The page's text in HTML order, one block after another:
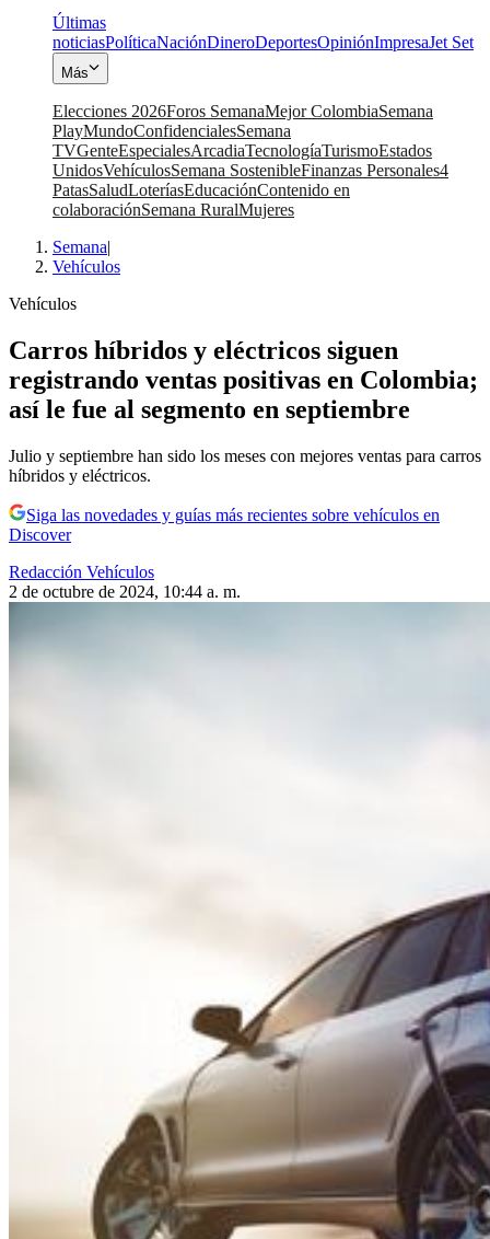
Últimas
noticiasPolíticaNaciónDineroDeportesOpiniónImpresaJet Set
Más
Elecciones 2026Foros SemanaMejor ColombiaSemana
PlayMundoConfidencialesSemana
TVGenteEspecialesArcadiaTecnologíaTurismoEstados
UnidosVehículosSemana SostenibleFinanzas Personales4
PatasSaludLoteríasEducaciónContenido en
colaboraciónSemana RuralMujeres
Semana|
Vehículos
Vehículos
Carros híbridos y eléctricos siguen
registrando ventas positivas en Colombia;
así le fue al segmento en septiembre
Julio y septiembre han sido los meses con mejores ventas para carros
híbridos y eléctricos.
Siga las novedades y guías más recientes sobre vehículos en
Discover
Redacción Vehículos
2 de octubre de 2024, 10:44 a. m.